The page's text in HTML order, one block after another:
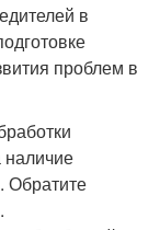
в
проблем в
наличие
Обратите